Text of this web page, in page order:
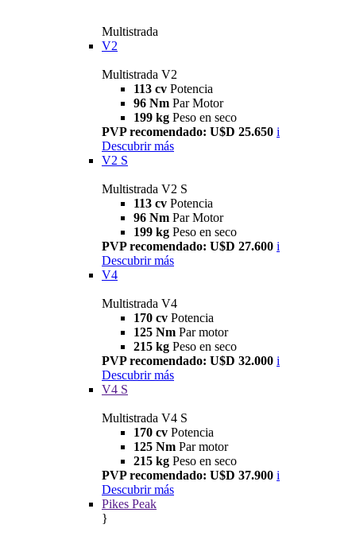
Multistrada
V2
Multistrada V2
113 cv Potencia
96 Nm Par Motor
199 kg Peso en seco
PVP recomendado: U$D 25.650 i
Descubrir más
V2 S
Multistrada V2 S
113 cv Potencia
96 Nm Par Motor
199 kg Peso en seco
PVP recomendado: U$D 27.600 i
Descubrir más
V4
Multistrada V4
170 cv Potencia
125 Nm Par motor
215 kg Peso en seco
PVP recomendado: U$D 32.000 i
Descubrir más
V4 S
Multistrada V4 S
170 cv Potencia
125 Nm Par motor
215 kg Peso en seco
PVP recomendado: U$D 37.900 i
Descubrir más
Pikes Peak
}